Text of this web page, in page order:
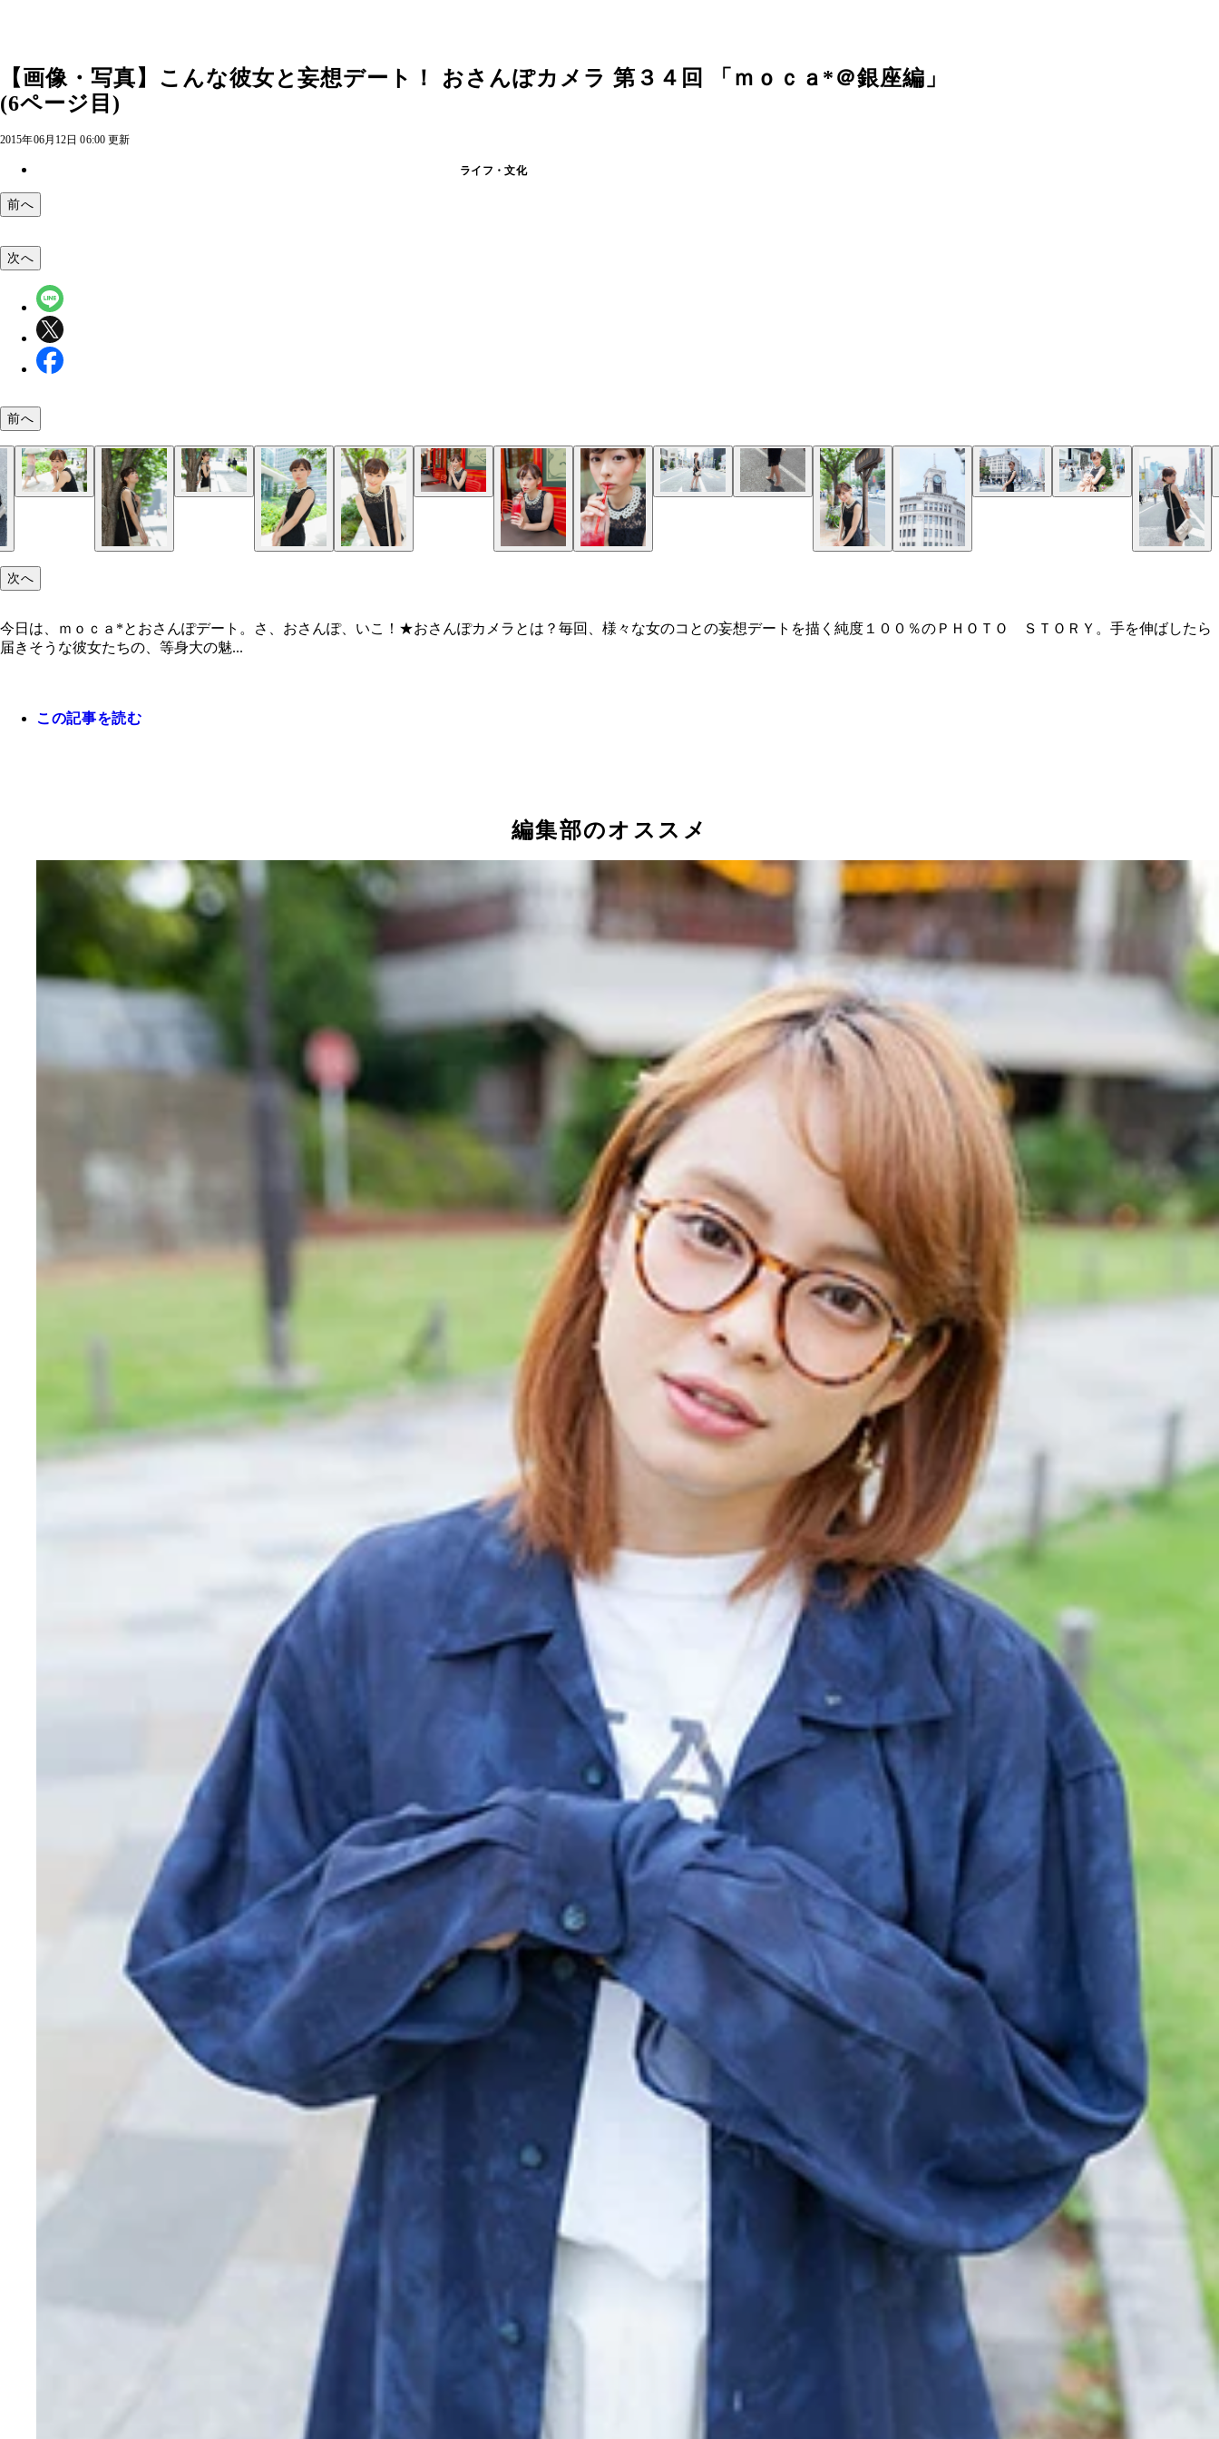
【画像・写真】こんな彼女と妄想デート！ おさんぽカメラ 第３４回 「ｍｏｃａ*＠銀座編」
(6ページ目)
2015年06月12日 06:00 更新
ライフ・文化
前へ
今日は、ｍｏｃａ*とおさんぽデート。さ、おさんぽ、いこ！
次へ
前へ
次へ
今日は、ｍｏｃａ*とおさんぽデート。さ、おさんぽ、いこ！★おさんぽカメラとは？毎回、様々な女のコとの妄想デートを描く純度１００％のＰＨＯＴＯ ＳＴＯＲＹ。手を伸ばしたら
届きそうな彼女たちの、等身大の魅...
この記事を読む
編集部のオススメ